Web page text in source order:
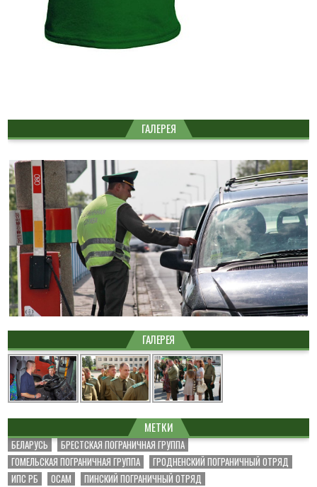
ГАЛЕРЕЯ
ГАЛЕРЕЯ
МЕТКИ
БЕЛАРУСЬ
БРЕСТСКАЯ ПОГРАНИЧНАЯ ГРУППА
ГОМЕЛЬСКАЯ ПОГРАНИЧНАЯ ГРУППА
ГРОДНЕНСКИЙ ПОГРАНИЧНЫЙ ОТРЯД
ИПС РБ
ОСАМ
ПИНСКИЙ ПОГРАНИЧНЫЙ ОТРЯД